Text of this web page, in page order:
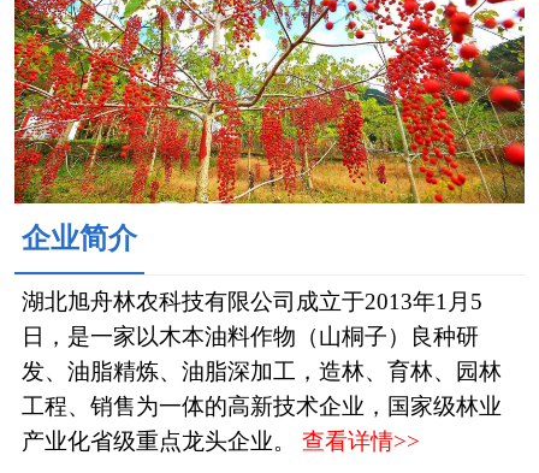
企业简介
湖北旭舟林农科技有限公司成立于2013年1月5
日，是一家以木本油料作物（山桐子）良种研
发、油脂精炼、油脂深加工，造林、育林、园林
工程、销售为一体的高新技术企业，国家级林业
产业化省级重点龙头企业。 查看详情>>